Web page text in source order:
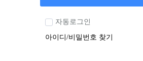
자동로그인
아이디/비밀번호 찾기